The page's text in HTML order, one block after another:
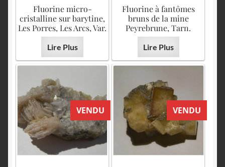
Fluorine micro-
cristalline sur barytine,
Les Porres, Les Arcs, Var.
Lire Plus
Fluorine à fantômes
bruns de la mine
Peyrebrune, Tarn.
Lire Plus
VENDU VENDU